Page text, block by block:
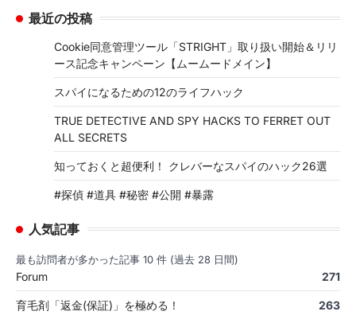
最近の投稿
Cookie同意管理ツール「STRIGHT」取り扱い開始＆リリ
ース記念キャンペーン【ムームードメイン】
スパイになるための12のライフハック
TRUE DETECTIVE AND SPY HACKS TO FERRET OUT
ALL SECRETS
知っておくと超便利！ クレバーなスパイのハック26選
#探偵 #道具 #秘密 #公開 #暴露
人気記事
最も訪問者が多かった記事 10 件 (過去 28 日間)
Forum 271
育毛剤「返金(保証)」を極める！ 263